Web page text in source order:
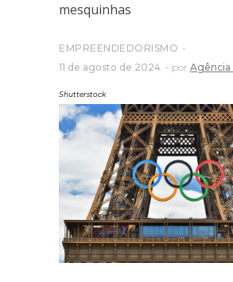
mesquinhas
EMPREENDEDORISMO
11 de agosto de 2024
por Agência
Shutterstock